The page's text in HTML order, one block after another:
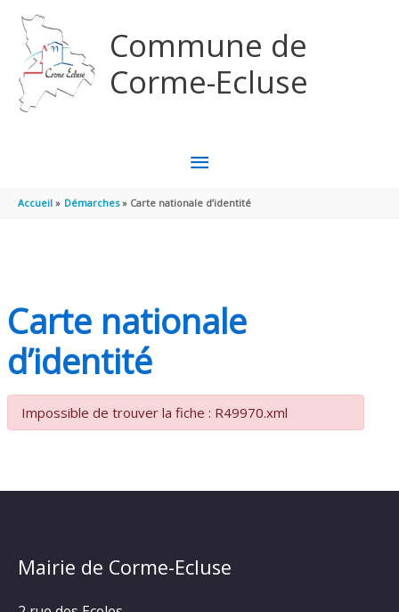
Commune de
Corme-Ecluse
MENU
PRINCIPAL
Accueil Démarches Carte nationale d’identité
Carte nationale
d’identité
Impossible de trouver la fiche : R49970.xml
Mairie de Corme-Ecluse